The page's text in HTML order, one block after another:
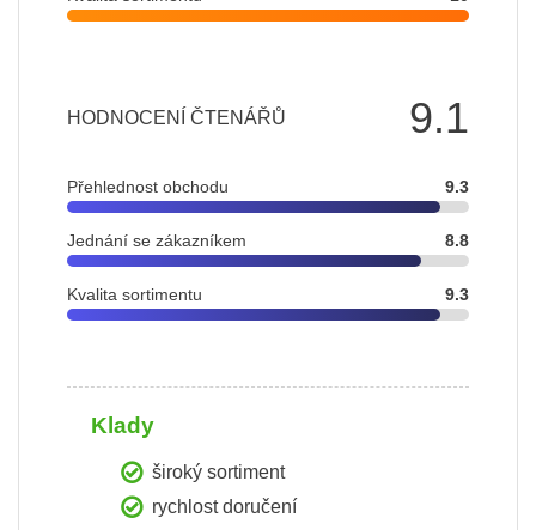
9.1
HODNOCENÍ ČTENÁŘŮ
Přehlednost obchodu 9.3
Jednání se zákazníkem 8.8
Kvalita sortimentu 9.3
Klady
široký sortiment
rychlost doručení